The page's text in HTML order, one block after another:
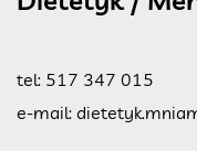
tel: 517 347 015
e-mail: